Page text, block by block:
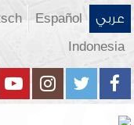
عربي Español
Indonesia